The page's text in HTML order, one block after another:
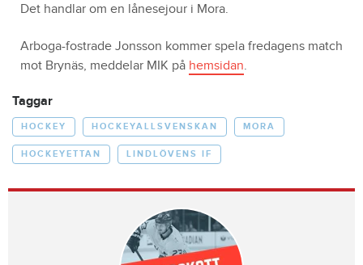
Det handlar om en lånesejour i Mora.
Arboga-fostrade Jonsson kommer spela fredagens match
mot Brynäs, meddelar MIK på hemsidan.
Taggar
HOCKEY HOCKEYALLSVENSKAN MORA
HOCKEYETTAN LINDLÖVENS IF